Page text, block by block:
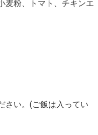
麦粉、トマト、チキンエ
さい。(ご飯は入ってい